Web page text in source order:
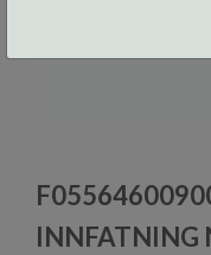
of
2INNFATNING